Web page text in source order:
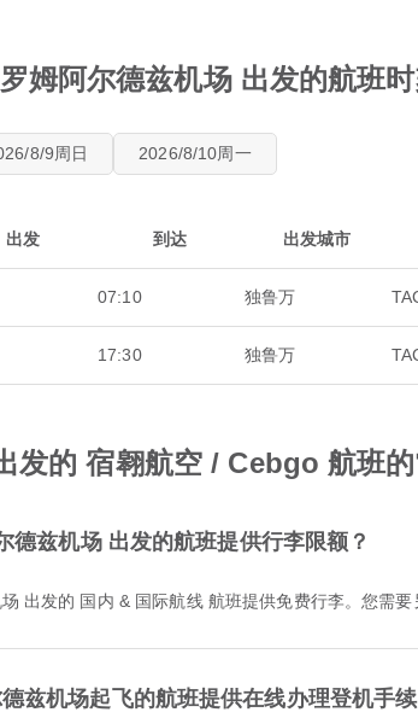
姆阿尔德兹机场 出发的航班
8/9周日 2026/8/10周一
出发 到达 出发城市
07:10 独鲁万
17:30 独鲁万
发的 宿翱航空 / Cebgo 航班
兹机场 出发的航班提供行李限额？
场 出发的 国内 & 国际航线 航班提供免费行李。您需要
兹机场起飞的航班提供在线办理登机手续